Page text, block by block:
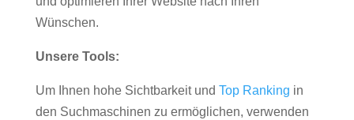
Wünschen.
Unsere Tools:
Um Ihnen hohe Sichtbarkeit und Top Ranking in
den Suchmaschinen zu ermöglichen, verwenden